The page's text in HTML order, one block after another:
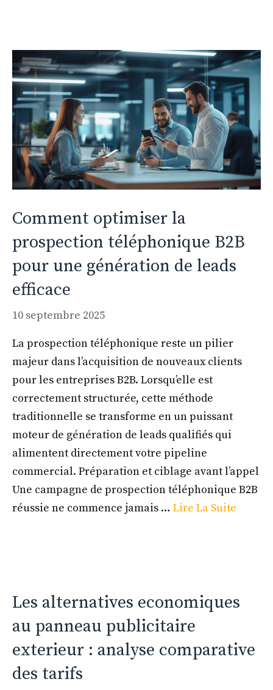
Comment optimiser la
prospection téléphonique B2B
pour une génération de leads
efficace
10 septembre 2025
La prospection téléphonique reste un pilier
majeur dans l’acquisition de nouveaux clients
pour les entreprises B2B. Lorsqu’elle est
correctement structurée, cette méthode
traditionnelle se transforme en un puissant
moteur de génération de leads qualifiés qui
alimentent directement votre pipeline
commercial. Préparation et ciblage avant l’appel
Une campagne de prospection téléphonique B2B
réussie ne commence jamais … Lire La Suite
Les alternatives economiques
au panneau publicitaire
exterieur : analyse comparative
des tarifs